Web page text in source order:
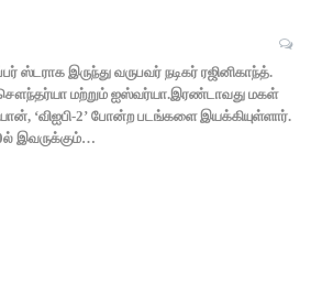
ஸ்டராக இருந்து வருபவர் நடிகர் ரஜினிகாந்த்.
மற்றும் ஐஸ்வர்யா.இரண்டாவது மகள்
‘விஐபி-2’ போன்ற படங்களை இயக்கியுள்ளார்.
இவருக்கும்…